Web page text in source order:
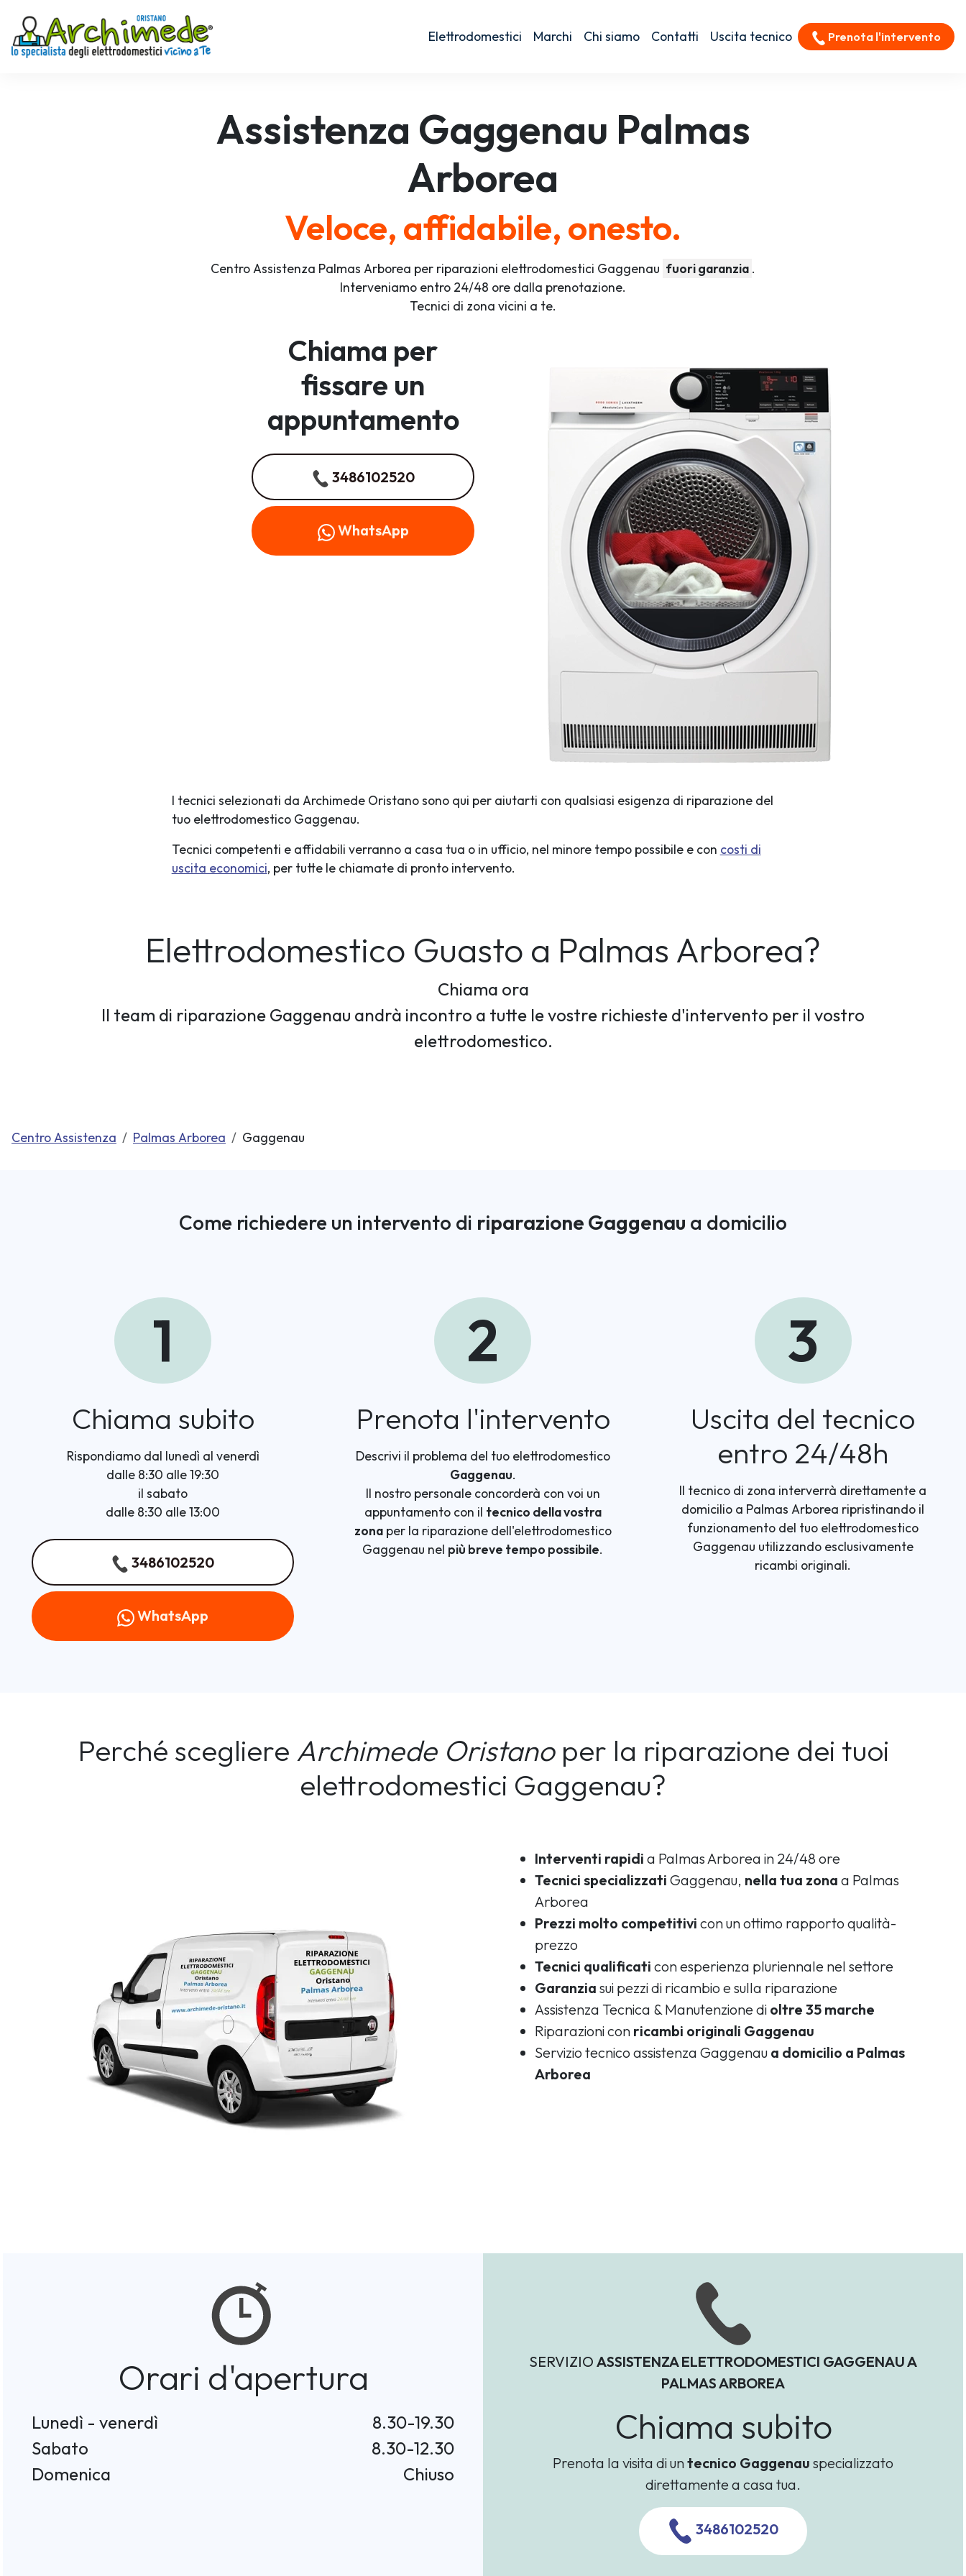
Elettrodomestici Marchi Chi siamo Contatti Uscita tecnico Prenota l'intervento
Assistenza Gaggenau Palmas
Arborea
Veloce, affidabile, onesto.
Centro Assistenza Palmas Arborea per riparazioni elettrodomestici Gaggenau fuori garanzia .
Interveniamo entro 24/48 ore dalla prenotazione.
Tecnici di zona vicini a te.
Chiama per
fissare un
appuntamento
3486102520
WhatsApp
I tecnici selezionati da Archimede Oristano sono qui per aiutarti con qualsiasi esigenza di riparazione del
tuo elettrodomestico Gaggenau.
Tecnici competenti e affidabili verranno a casa tua o in ufficio, nel minore tempo possibile e con costi di
uscita economici, per tutte le chiamate di pronto intervento.
Elettrodomestico Guasto a Palmas Arborea?
Chiama ora
Il team di riparazione Gaggenau andrà incontro a tutte le vostre richieste d'intervento per il vostro
elettrodomestico.
Centro Assistenza Palmas Arborea Gaggenau
Come richiedere un intervento di riparazione Gaggenau a domicilio
1
Chiama subito
Rispondiamo dal lunedì al venerdì
dalle 8:30 alle 19:30
il sabato
dalle 8:30 alle 13:00
3486102520
WhatsApp
2
Prenota l'intervento
Descrivi il problema del tuo elettrodomestico
Gaggenau.
Il nostro personale concorderà con voi un
appuntamento con il tecnico della vostra
zonaper la riparazione dell'elettrodomestico
Gaggenau nel più breve tempo possibile.
3
Uscita del tecnico
entro 24/48h
Il tecnico di zona interverrà direttamente a
domicilio a Palmas Arborea ripristinando il
funzionamento del tuo elettrodomestico
Gaggenau utilizzando esclusivamente
ricambi originali.
Perché scegliere Archimede Oristanoper la riparazione dei tuoi
elettrodomestici Gaggenau?
Interventi rapidi a Palmas Arborea in 24/48 ore
Tecnici specializzati Gaggenau, nella tua zona a Palmas
Arborea
Prezzi molto competitivi con un ottimo rapporto qualità-
prezzo
Tecnici qualificati con esperienza pluriennale nel settore
Garanzia sui pezzi di ricambio e sulla riparazione
Assistenza Tecnica & Manutenzione di oltre 35 marche
Riparazioni con ricambi originali Gaggenau
Servizio tecnico assistenza Gaggenau a domicilio a Palmas
Arborea
Orari d'apertura
Lunedì - venerdì
8.30-19.30
Sabato
8.30-12.30
Domenica
Chiuso
SERVIZIO ASSISTENZA ELETTRODOMESTICI GAGGENAU A
PALMAS ARBOREA
Chiama subito
Prenota la visita di untecnico Gaggenau specializzato
direttamente a casa tua.
3486102520